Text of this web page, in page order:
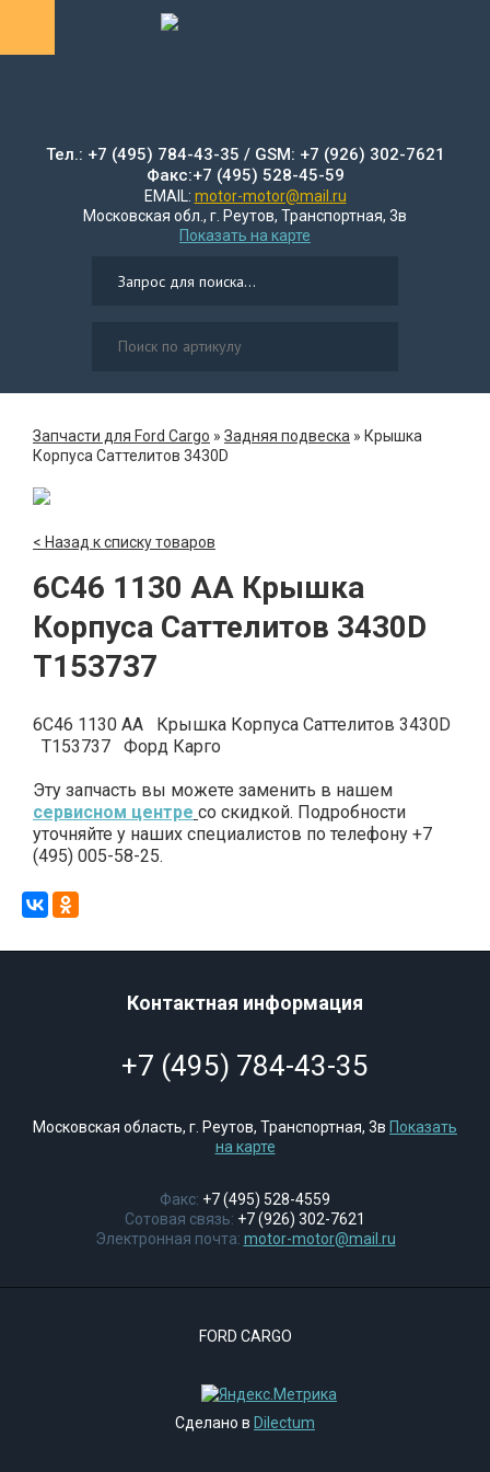
Тел.: +7 (495) 784-43-35 / GSM: +7 (926) 302-7621
Факс:+7 (495) 528-45-59
EMAIL: motor-motor@mail.ru
Московская обл., г. Реутов, Транспортная, 3в
Показать на карте
Запчасти для Ford Cargo » Задняя подвеска » Крышка
Корпуса Саттелитов 3430D
< Назад к списку товаров
6C46 1130 AA Крышка
Корпуса Саттелитов 3430D
T153737
6C46 1130 AA Крышка Корпуса Саттелитов 3430D
T153737 Форд Карго
Эту запчасть вы можете заменить в нашем
сервисном центре со скидкой. Подробности
уточняйте у наших специалистов по телефону +7
(495) 005-58-25.
Контактная информация
+7 (495) 784-43-35
Московская область, г. Реутов, Транспортная, 3в Показать
на карте
Факс: +7 (495) 528-4559
Сотовая связь: +7 (926) 302-7621
Электронная почта: motor-motor@mail.ru
FORD CARGO
Сделано в Dilectum